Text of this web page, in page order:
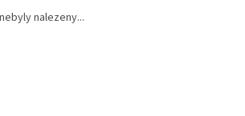
nebyly nalezeny...